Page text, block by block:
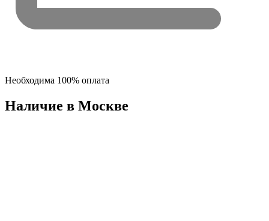
Необходима 100% оплата
Наличие в Москвe